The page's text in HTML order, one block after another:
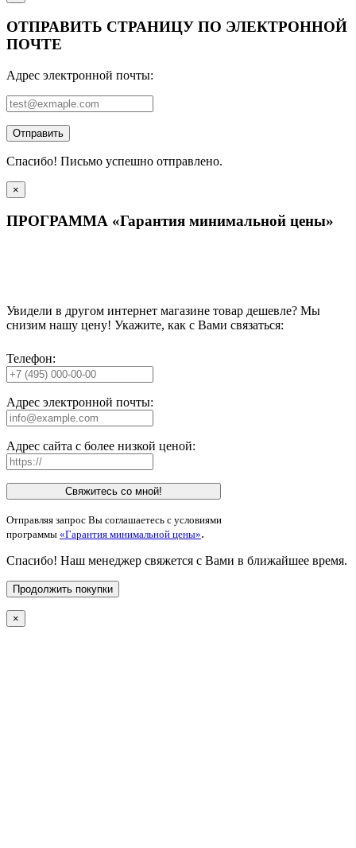
ОТПРАВИТЬ СТРАНИЦУ ПО ЭЛЕКТРОННОЙ
ПОЧТЕ
Адрес электронной почты:
Отправить
Спасибо! Письмо успешно отправлено.
×
ПРОГРАММА «Гарантия минимальной цены»
Увидели в другом интернет магазине товар дешевле? Мы
снизим нашу цену! Укажите, как с Вами связаться:
Телефон:
Адрес электронной почты:
Адрес сайта с более низкой ценой:
Свяжитесь со мной!
Отправляя запрос Вы соглашаетесь с условиями
программы «Гарантия минимальной цены».
Спасибо! Наш менеджер свяжется с Вами в ближайшее время.
Продолжить покупки
×